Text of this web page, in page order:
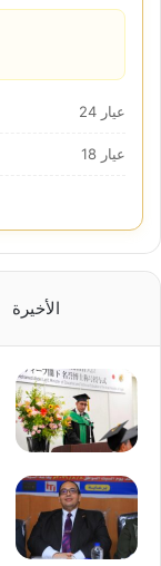
عيار 24
عيار 18
الأخيرة